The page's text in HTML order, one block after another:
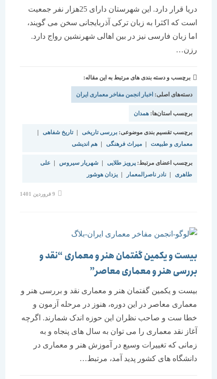
دریا قرار دارد. این شهرستان دارای 25هزار نفر جمعیت
است که اکثرا به زبان ترکی آذربایجانی سخن می گویند،
اما زبان فارسی نیز در بین اهالی شهرنشین رواج دارد.
رزن…
برچسب و دسته بندی های مرتبط به این مقاله:
دسته‌های اصلی:اخبار انجمن مفاخر معماری ایران
برچسب استان‌ها:همدان
برچسب تقسیم بندی موضوعی:بررسی تاریخی | تاریخ شفاهی |
معماری و طبیعت | میراث فرهنگی | هم اندیشی
برچسب اعضای مرتبط:پرویز طلایی | شهریار سیروس |
علی
طاهری | نادر ناصرالمعمار | یزدان هوشور
بیست و یکمین گفتمان هنر و معماری “نقد و
بررسی هنر و معماری معاصر”
بیست و یکمین گفتمان هنر و معماری نقد و بررسی هنر و
معماری معاصر در این دوره، هنوز در مرحله آزمون و
خطا ست و صاحب نظران این حوزه اندک شمارند. اگرچه
آغاز نقد معماری را می توان به سال های پنجاه و به
زمانی که تغییرات وسیع در آموزش هنر و معماری در
دانشگاه های کشور پدید آمد، مرتبط…